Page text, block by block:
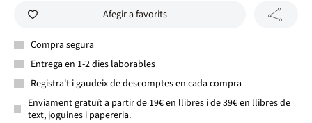
Afegir a favorits
Compra segura
Entrega en 1-2 dies laborables
Registra't i gaudeix de descomptes en cada compra
Enviament gratuït a partir de 19€ en llibres i de 39€ en llibres de
text, joguines i papereria.